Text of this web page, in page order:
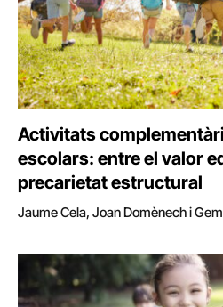
Activitats
escolars: entre el valor
precarietat estructural
Jaume Cela, Joan Domènech i